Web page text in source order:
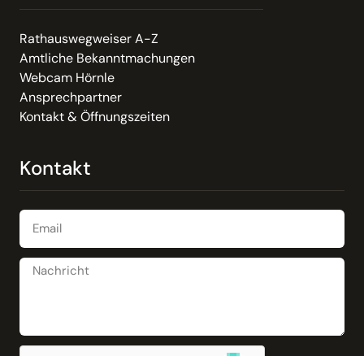
Rathauswegweiser A-Z
Amtliche Bekanntmachungen
Webcam Hörnle
Ansprechpartner
Kontakt & Öffnungszeiten
Kontakt